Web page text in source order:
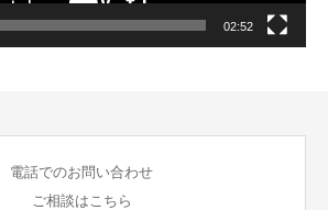
02:52
電話でのお問い合わせ
ご相談はこちら